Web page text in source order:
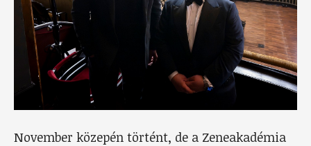
November közepén történt, de a Zeneakadémia